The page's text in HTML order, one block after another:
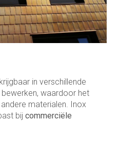
in verschillende
waardoor het
materialen. Inox
bij commerciële